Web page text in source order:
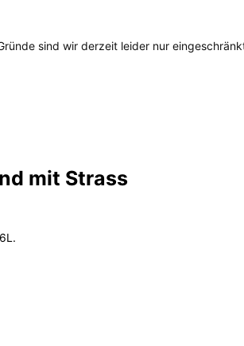
sind wir derzeit leider nur
mit Strass